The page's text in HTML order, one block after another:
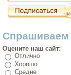
Спрашиваем
Оцените наш сайт:
Отлично
Хорошо
Средне